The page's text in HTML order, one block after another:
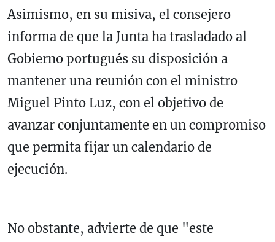
Asimismo, en su misiva, el consejero
informa de que la Junta ha trasladado al
Gobierno portugués su disposición a
mantener una reunión con el ministro
Miguel Pinto Luz, con el objetivo de
avanzar conjuntamente en un compromiso
que permita fijar un calendario de
ejecución.
No obstante, advierte de que "este